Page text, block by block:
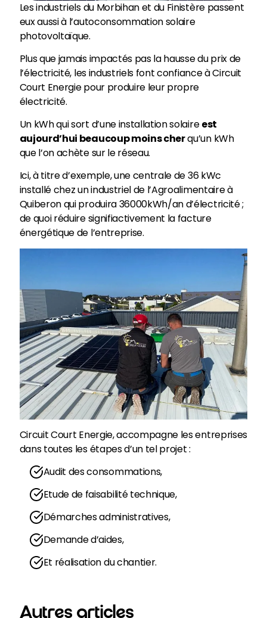
Les industriels du Morbihan et du Finistère passent
eux aussi à l’autoconsommation solaire
photovoltaïque.
Plus que jamais impactés pas la hausse du prix de
l’électricité, les industriels font confiance à Circuit
Court Energie pour produire leur propre
électricité.
Un kWh qui sort d’une installation solaireest
aujourd’hui beaucoup moins cherqu’un kWh
que l’on achète sur le réseau.
Ici, à titre d’exemple, une centrale de 36 kWc
installé chez un industriel de l’Agroalimentaire à
Quiberon qui produira 36000kWh/an d’électricité ;
de quoi réduire signifiactivement la facture
énergétique de l’entreprise.
Circuit Court Energie, accompagne les entreprises
dans toutes les étapes d’un tel projet :
Audit des consommations,
Etude de faisabilité technique,
Démarches administratives,
Demande d’aides,
Et réalisation du chantier.